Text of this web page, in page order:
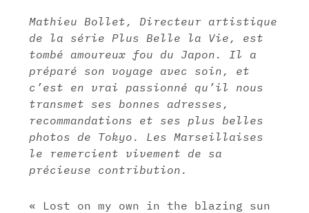
Mathieu Bollet, Directeur artistique
de la série Plus Belle la Vie, est
tombé amoureux fou du Japon. Il a
préparé son voyage avec soin, et
c’est en vrai passionné qu’il nous
transmet ses bonnes adresses,
recommandations et ses plus belles
photos de Tokyo. Les Marseillaises
le remercient vivement de sa
précieuse contribution.
« Lost on my own in the blazing sun